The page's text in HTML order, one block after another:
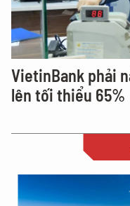
VietinBank phải
lên tối thiểu 65%